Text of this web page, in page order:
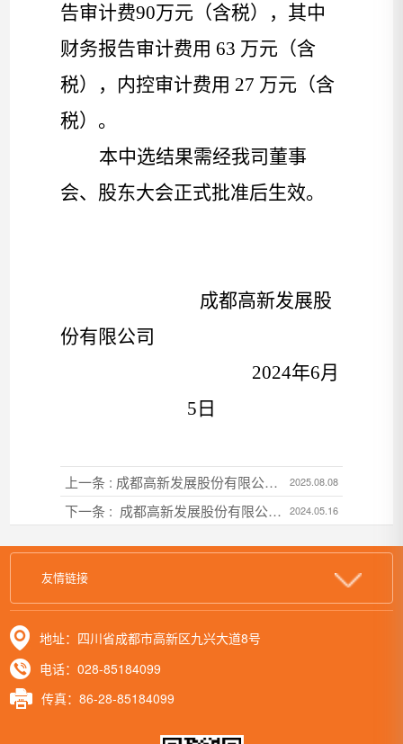
告审计费90万元（含税），其中
财务报告审计费用 63 万元（含
税），内控审计费用 27 万元（含
税）。
本中选结果需经我司 董事
会、 股东大会正式批准后生效。
成都高新发展股
份有限公司
2024年6月
5 日
上一条 : 成都高新发展股份有限公司
2025年度环境、社会和公司治理
（ESG）咨询服务比选邀请函
2025.08.08
下一条 : 成都高新发展股份有限公司
2024年年度审计会计师事务所选聘竞
争性磋商文件
2024.05.16
友情链接
地址：四川省成都市高新区九兴大道8号
电话：028-85184099
传真：86-28-85184099